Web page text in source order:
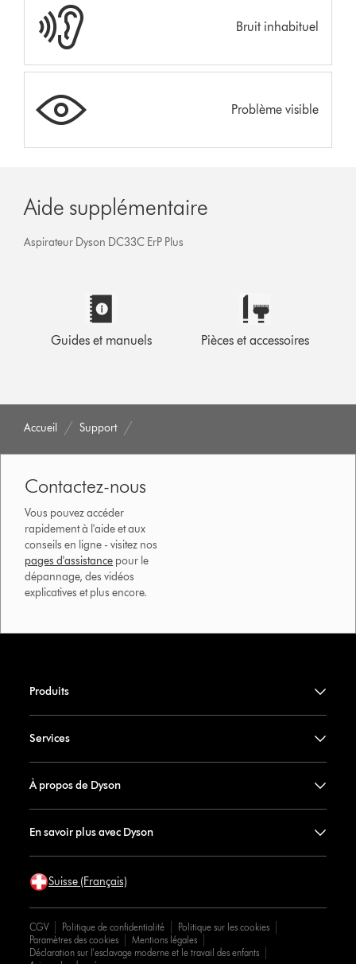
Bruit inhabituel
Problème visible
Aide supplémentaire
Aspirateur Dyson DC33C ErP Plus
Guides et manuels Pièces et accessoires
Accueil Support
Contactez-nous
Vous pouvez accéder
rapidement à l'aide et aux
conseils en ligne - visitez nos
pages d'assistance pour le
dépannage, des vidéos
explicatives et plus encore.
Produits
Services
À propos de Dyson
En savoir plus avec Dyson
Suisse (Français)
CGV Politique de confidentialité
Politique sur les cookies
Paramètres des cookies
Mentions légales
Déclaration sur l'esclavage moderne et le travail des enfants